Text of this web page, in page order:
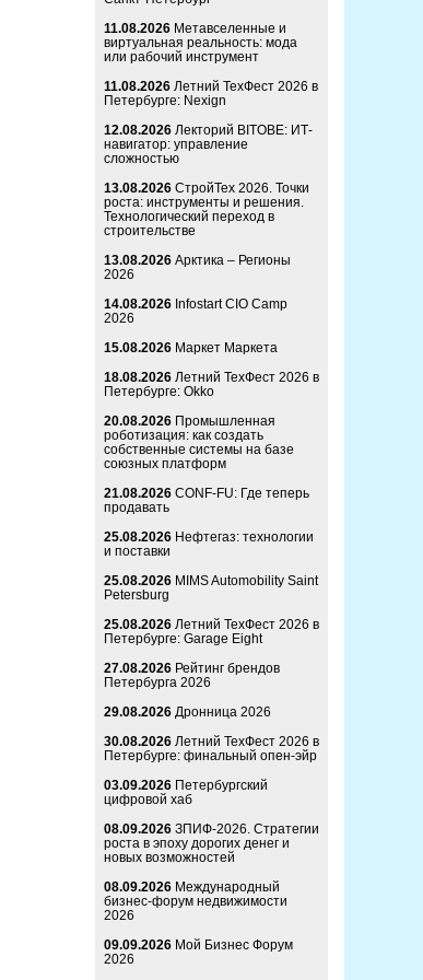
11.08.2026 Метавселенные и
виртуальная реальность: мода
или рабочий инструмент
11.08.2026 Летний ТехФест 2026 в
Петербурге: Nexign
12.08.2026 Лекторий BITOBE: ИТ-
навигатор: управление
сложностью
13.08.2026 СтройТех 2026. Точки
роста: инструменты и решения.
Технологический переход в
строительстве
13.08.2026 Арктика – Регионы
2026
14.08.2026 Infostart CIO Camp
2026
15.08.2026 Маркет Маркета
18.08.2026 Летний ТехФест 2026 в
Петербурге: Okko
20.08.2026 Промышленная
роботизация: как создать
собственные системы на базе
союзных платформ
21.08.2026 CONF-FU: Где теперь
продавать
25.08.2026 Нефтегаз: технологии
и поставки
25.08.2026 MIMS Automobility Saint
Petersburg
25.08.2026 Летний ТехФест 2026 в
Петербурге: Garage Eight
27.08.2026 Рейтинг брендов
Петербурга 2026
29.08.2026 Дронница 2026
30.08.2026 Летний ТехФест 2026 в
Петербурге: финальный опен-эйр
03.09.2026 Петербургский
цифровой хаб
08.09.2026 ЗПИФ-2026. Стратегии
роста в эпоху дорогих денег и
новых возможностей
08.09.2026 Международный
бизнес-форум недвижимости
2026
09.09.2026 Мой Бизнес Форум
2026